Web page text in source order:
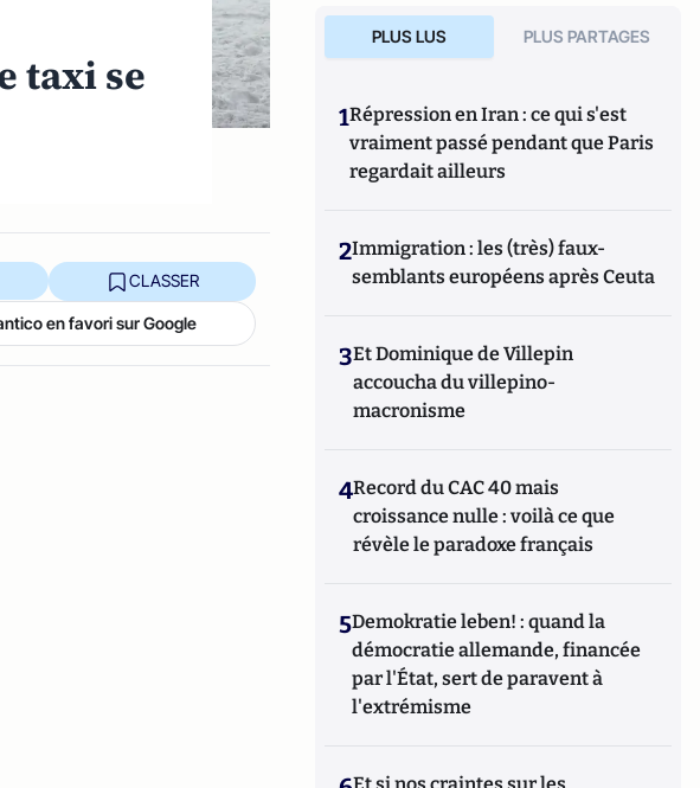
taxi se
CLASSER
en favori sur Google
PLUS LUS PLUS PARTAGES
1Répression en Iran : ce qui s'est
vraiment passé pendant que Paris
regardait ailleurs
2Immigration : les (très) faux-
semblants européens après Ceuta
3Et Dominique de Villepin
accoucha du villepino-
macronisme
4Record du CAC 40 mais
croissance nulle : voilà ce que
révèle le paradoxe français
5Demokratie leben! : quand la
démocratie allemande, financée
par l'État, sert de paravent à
l'extrémisme